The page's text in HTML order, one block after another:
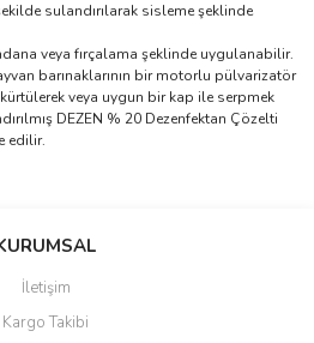
sulandırılarak sisleme şeklinde
veya fırçalama şeklinde uygulanabilir.
barınaklarının bir motorlu pülvarizatör
veya uygun bir kap ile serpmek
DEZEN % 20 Dezenfektan Çözelti
edilir.
ilk yorumu siz yapın!
veya görüntülenemiyor.
İletişim
Kargo Takibi